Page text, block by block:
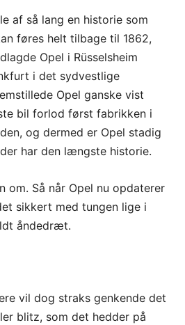
af så lang en historie som
føres helt tilbage til 1862,
Opel i Rüsselsheim
i det sydvestlige
Opel ganske vist
bil forlod først fabrikken i
og dermed er Opel stadig
har den længste historie.
om. Så når Opel nu opdaterer
sikkert med tungen lige i
åndedræt.
vil dog straks genkende det
blitz, som det hedder på